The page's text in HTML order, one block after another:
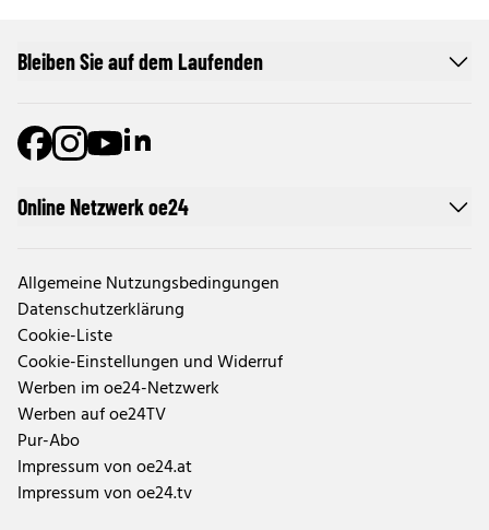
Online Netzwerk oe24
Allgemeine Nutzungsbedingungen
Datenschutzerklärung
Cookie-Liste
Cookie-Einstellungen und Widerruf
Werben im oe24-Netzwerk
Werben auf oe24TV
Pur-Abo
Impressum von oe24.at
Impressum von oe24.tv
Bleiben Sie auf dem Laufenden